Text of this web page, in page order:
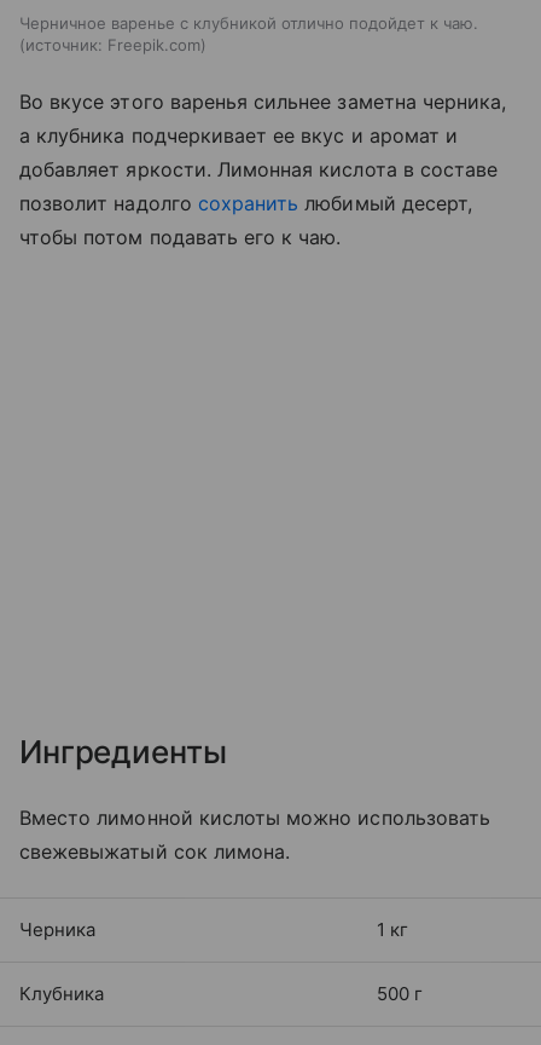
Черничное варенье с клубникой отлично подойдет к чаю.
источник: Freepik.com
Во вкусе этого варенья сильнее заметна черника,
а клубника подчеркивает ее вкус и аромат и
добавляет яркости. Лимонная кислота в составе
позволит надолго сохранить любимый десерт,
чтобы потом подавать его к чаю.
Ингредиенты
Вместо лимонной кислоты можно использовать
свежевыжатый сок лимона.
Черника 1 кг
Клубника 500 г